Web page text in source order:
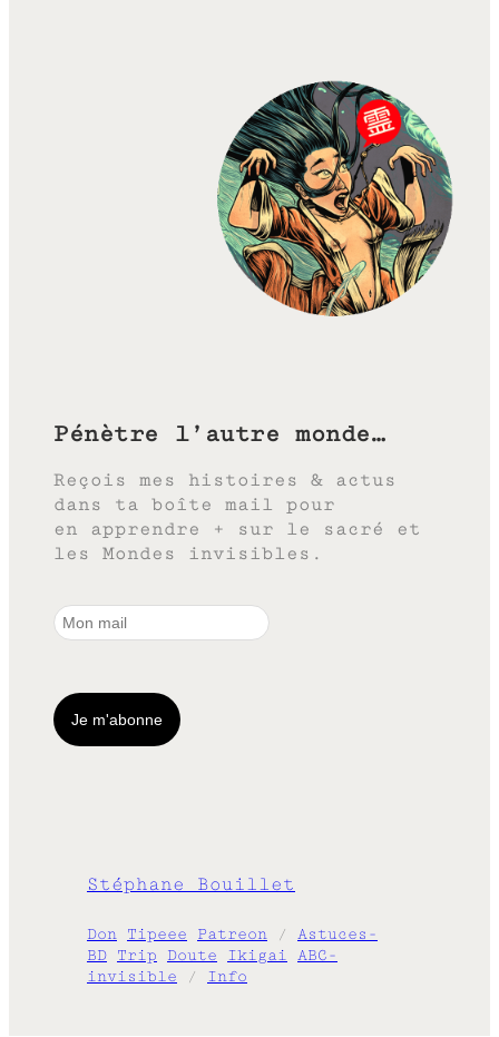
Pénètre l’autre monde…
Reçois mes histoires & actus
dans ta boîte mail pour
en apprendre + sur le sacré et
les Mondes invisibles.
Stéphane Bouillet
Don Tipeee Patreon / Astuces-
BD Trip Doute Ikigai ABC-
invisible / Info